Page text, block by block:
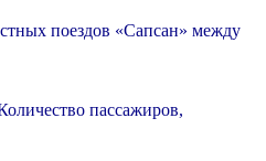
поездов «Сапсан» между
пассажиров,